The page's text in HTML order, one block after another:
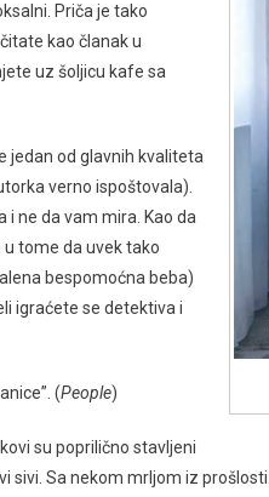
Priča je tako
kao članak u
uz šoljicu kafe sa
jedan od glavnih kvaliteta
verno ispoštovala).
i ne da vam mira. Kao da
tome da uvek tako
bespomoćna beba)
igraćete se detektiva i
(People)
su poprilično stavljeni
sivi. Sa nekom mrljom iz